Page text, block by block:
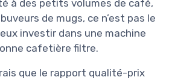
à des petits volumes de café,
de mugs, ce n’est pas le
investir dans une machine
cafetière filtre.
que le rapport qualité-prix